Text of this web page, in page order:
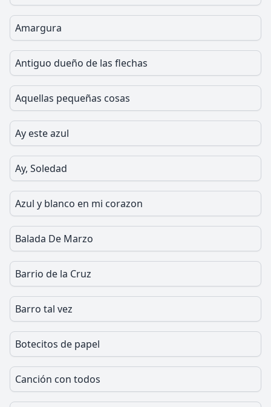
Amargura
Antiguo dueño de las flechas
Aquellas pequeñas cosas
Ay este azul
Ay, Soledad
Azul y blanco en mi corazon
Balada De Marzo
Barrio de la Cruz
Barro tal vez
Botecitos de papel
Canción con todos